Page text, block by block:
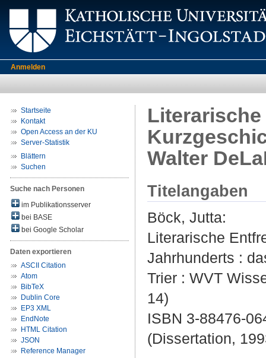
Anmelden
Startseite
Kontakt
Open Access an der KU
Server-Statistik
Blättern
Suchen
Suche nach Personen
im Publikationsserver
bei BASE
bei Google Scholar
Daten exportieren
ASCII Citation
Atom
BibTeX
Dublin Core
EP3 XML
EndNote
HTML Citation
JSON
Reference Manager
Walter
Titelangaben
Böck, Jutta:
Literarische
Jahrhunderts :
Trier : WVT
14)
ISBN 3-88476-
(Dissertation,